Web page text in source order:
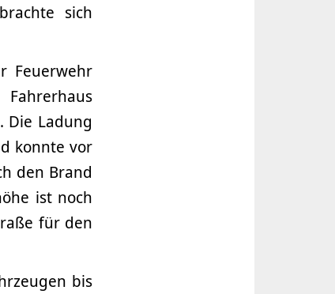
sich
Feuerwehr
Die Ladung
konnte vor
den Brand
ist noch
für den
bis